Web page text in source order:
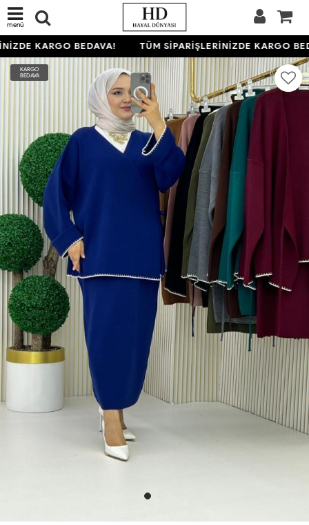
menü
KARGO BEDAVA! TÜM SİPARİŞLERİNİZDE KARGO
KARGO
BEDAVA